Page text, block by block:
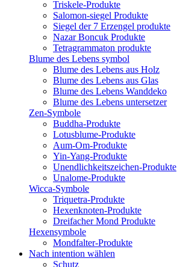
Triskele-Produkte
Salomon-siegel Produkte
Siegel der 7 Erzengel produkte
Nazar Boncuk Produkte
Tetragrammaton produkte
Blume des Lebens symbol​
Blume des Lebens aus Holz
Blume des Lebens aus Glas
Blume des Lebens Wanddeko
Blume des Lebens untersetzer
Zen-Symbole
Buddha-Produkte
Lotusblume-Produkte
Aum-Om-Produkte
Yin-Yang-Produkte
Unendlichkeitszeichen-Produkte
Unalome-Produkte
Wicca-Symbole
Triquetra-Produkte
Hexenknoten-Produkte
Dreifacher Mond Produkte
Hexensymbole
Mondfalter-Produkte
Nach intention wählen
Schutz